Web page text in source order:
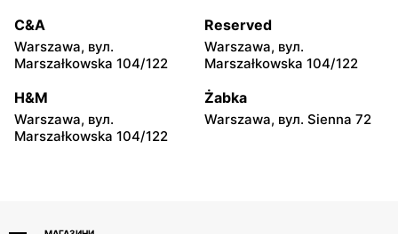
Wrocławska 18/1a
Pułku 15c
Chorten
Gwiaździsta 29a
Chorten
Chorten Chorten
C&A
Warszawa, вул.
Marszałkowska 104/122
Reserved
Warszawa, вул.
Marszałkowska 104/122
H&M
Warszawa, вул.
Marszałkowska 104/122
Żabka
Warszawa, вул. Sienna 72